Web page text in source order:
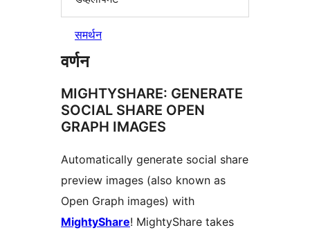
समर्थन
वर्णन
MIGHTYSHARE: GENERATE
SOCIAL SHARE OPEN
GRAPH IMAGES
Automatically generate social share
preview images (also known as
Open Graph images) with
MightyShare! MightyShare takes